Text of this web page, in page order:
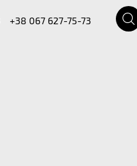
+38 067 627-75-73